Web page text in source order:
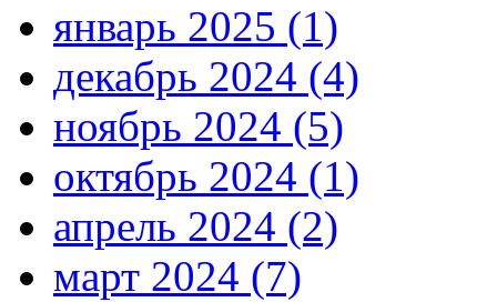
январь 2025 (1)
декабрь 2024 (4)
ноябрь 2024 (5)
октябрь 2024 (1)
апрель 2024 (2)
март 2024 (7)